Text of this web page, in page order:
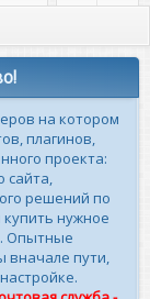
на котором
плагинов,
проекта:
сайта,
решений по
нужное
Опытные
вначале пути,